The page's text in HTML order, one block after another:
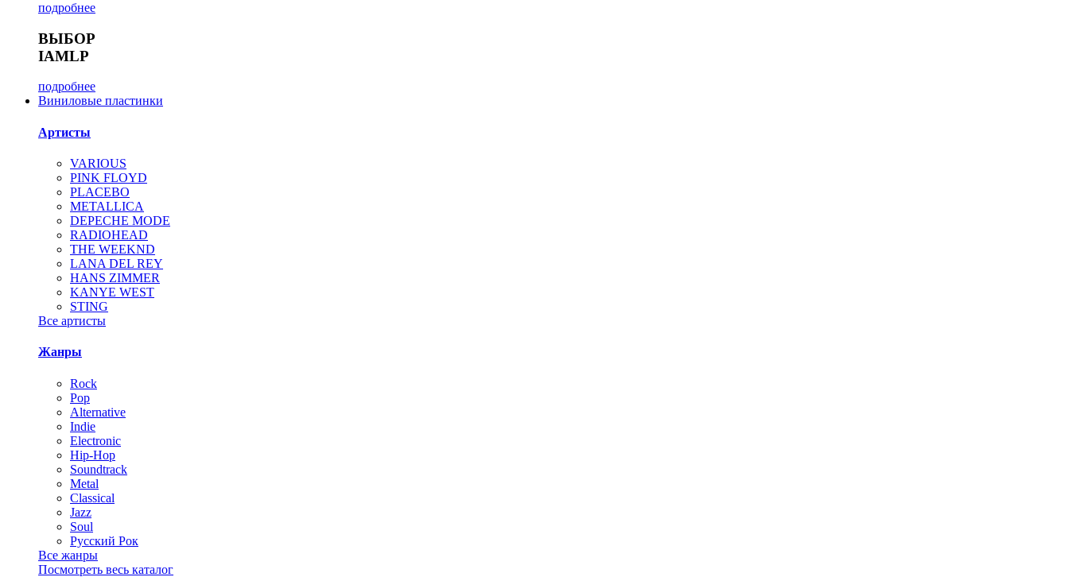
подробнее
ВЫБОР
IAMLP
подробнее
Виниловые пластинки
Артисты
VARIOUS
PINK FLOYD
PLACEBO
METALLICA
DEPECHE MODE
RADIOHEAD
THE WEEKND
LANA DEL REY
HANS ZIMMER
KANYE WEST
STING
Все артисты
Жанры
Rock
Pop
Alternative
Indie
Electronic
Hip-Hop
Soundtrack
Metal
Classical
Jazz
Soul
Русский Рок
Все жанры
Посмотреть весь каталог